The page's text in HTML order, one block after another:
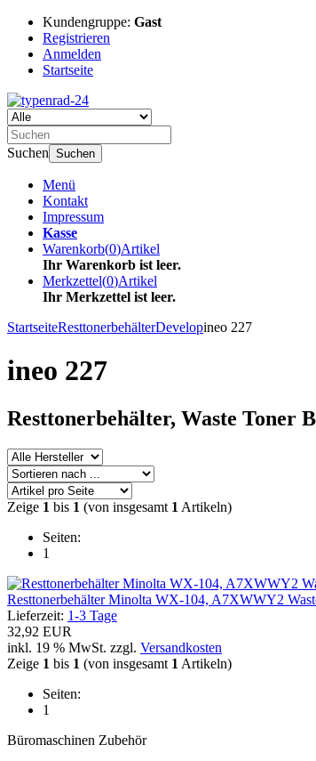
Kundengruppe: Gast
Registrieren
Anmelden
Startseite
Suchen Suchen
Menü
Kontakt
Impressum
Kasse
Warenkorb(0)Artikel
Ihr Warenkorb ist leer.
Merkzettel(0)Artikel
Ihr Merkzettel ist leer.
StartseiteResttonerbehälterDevelopineo 227
ineo 227
Resttonerbehälter, Waste Toner
Zeige 1 bis 1 (von insgesamt 1 Artikeln)
Seiten:
1
Resttonerbehälter Minolta WX-104, A7XWWY2
Lieferzeit: 1-3 Tage
32,92 EUR
inkl. 19 % MwSt. zzgl. Versandkosten
Zeige 1 bis 1 (von insgesamt 1 Artikeln)
Seiten:
1
Büromaschinen Zubehör